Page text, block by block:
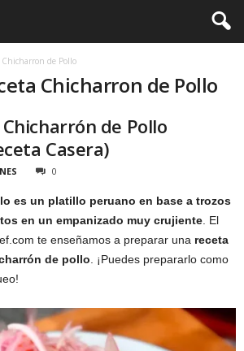
Chicharron de Pollo
Chicharron de Pollo
de Pollo
Casera)
0
es un platillo peruano en base a trozos
en un empanizado muy crujiente . El
te enseñamos a preparar una receta
de pollo . ¡Puedes prepararlo como